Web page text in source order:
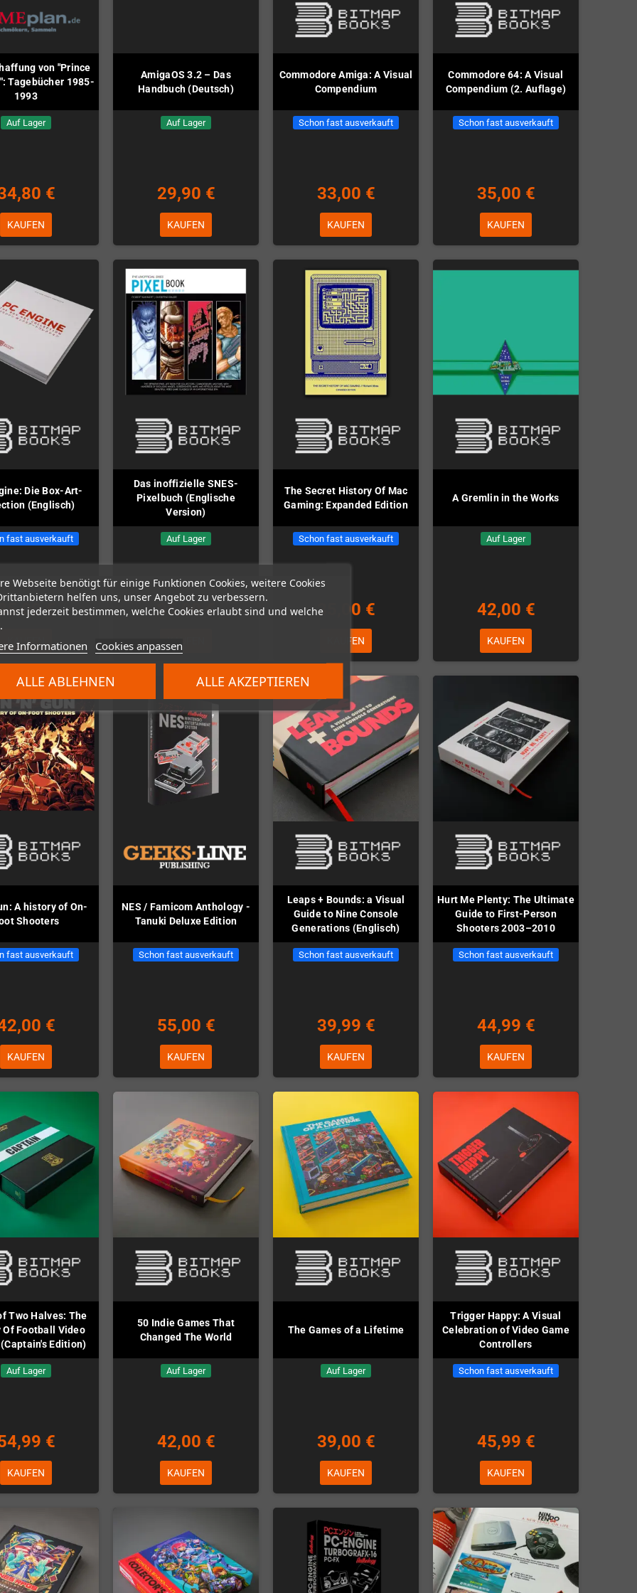
Webseite benötigt für einige Funktionen Cookies, weitere Cookies
helfen uns, unser Angebot zu verbessern.
jederzeit bestimmen, welche Cookies erlaubt sind und welche
Informationen Cookies anpassen
ALLE ABLEHNEN ALLE AKZEPTIEREN
von "Prince
Tagebücher 1985-
1993
Auf Lager
€
KAUFEN
AmigaOS 3.2 – Das
Handbuch (Deutsch)
Auf Lager
29,90 €
KAUFEN
Commodore Amiga: A Visual
Compendium
Schon fast ausverkauft
33,00 €
KAUFEN
Commodore 64: A Visual
Compendium (2. Auflage)
Schon fast ausverkauft
35,00 €
KAUFEN
Die Box-Art-
(Englisch)
fast ausverkauft
€
KAUFEN
Das inoffizielle SNES-
Pixelbuch (Englische
Version)
Auf Lager
35,00 €
The Secret History Of Mac
Gaming: Expanded Edition
Schon fast ausverkauft
35,00 €
KAUFEN
A Gremlin in the Works
Auf Lager
42,00 €
KAUFEN
A history of On-
Shooters
fast ausverkauft
€
KAUFEN
NES / Famicom Anthology -
Tanuki Deluxe Edition
Schon fast ausverkauft
55,00 €
KAUFEN
Leaps + Bounds: a Visual
Guide to Nine Console
Generations (Englisch)
Schon fast ausverkauft
39,99 €
KAUFEN
Hurt Me Plenty: The Ultimate
Guide to First-Person
Shooters 2003–2010
Schon fast ausverkauft
44,99 €
KAUFEN
Two Halves: The
Of Football Video
Edition)
Auf Lager
€
KAUFEN
50 Indie Games That
Changed The World
Auf Lager
42,00 €
KAUFEN
The Games of a Lifetime
Auf Lager
39,00 €
KAUFEN
Trigger Happy: A Visual
Celebration of Video Game
Controllers
Schon fast ausverkauft
45,99 €
KAUFEN